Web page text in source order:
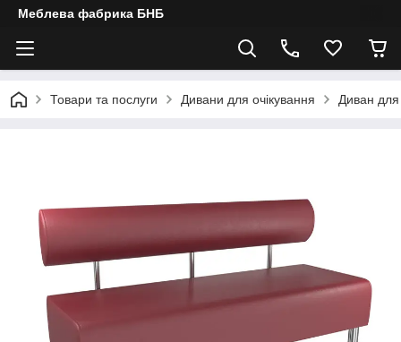
Меблева фабрика БНБ
Товари та послуги Дивани для очікування Диван